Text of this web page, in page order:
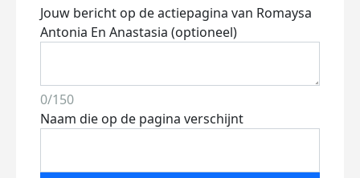
Jouw bericht op de actiepagina van Romaysa
Antonia En Anastasia (optioneel)
0/150
Naam die op de pagina verschijnt